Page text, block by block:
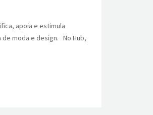
apoia e estimula
moda e design. No Hub,